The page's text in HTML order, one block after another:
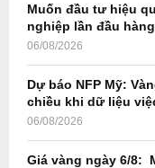
r
Muốn đầu tư hiệu
nghiệp lần đầu
06/08/2026
Dự báo NFP Mỹ:
chiều khi dữ liệu
06/08/2026
Giá vàng ngày 6/8: